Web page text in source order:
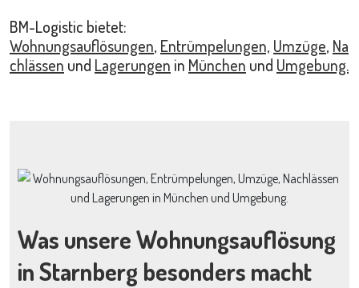
BM-Logistic bietet:
Wohnungsauflösungen, Entrümpelungen, Umzüge, Na
chlässen und Lagerungen in München und Umgebung.
Was unsere Wohnungsauflösung
in Starnberg besonders macht